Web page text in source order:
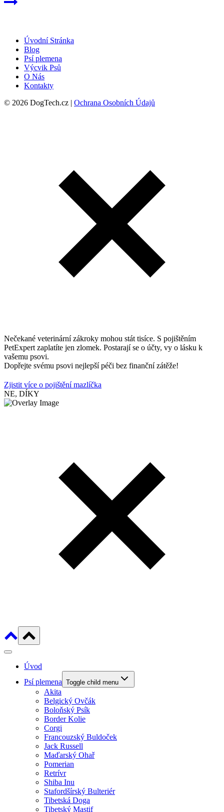
Úvodní Stránka
Blog
Psí plemena
Výcvik Psů
O Nás
Kontakty
© 2026 DogTech.cz | Ochrana Osobních Údajů
Nečekané veterinární zákroky mohou stát tisíce. S pojištěním
PetExpert zaplatíte jen zlomek. Postarají se o účty, vy o lásku k
vašemu psovi.
Dopřejte svému psovi nejlepší péči bez finanční zátěže!
Zjistit více o pojištění mazlíčka
NE, DÍKY
Úvod
Psí plemena Toggle child menu
Akita
Belgický Ovčák
Boloňský Psík
Border Kolie
Corgi
Francouzský Buldoček
Jack Russell
Maďarský Ohař
Pomerian
Retrívr
Shiba Inu
Stafordšírský Bulteriér
Tibetská Doga
Tibetský Mastif